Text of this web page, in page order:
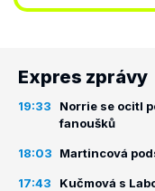
Expres zprávy
19:33
Norrie se ocitl
fanoušků
18:03 Martincová
17:43 Kučmová s